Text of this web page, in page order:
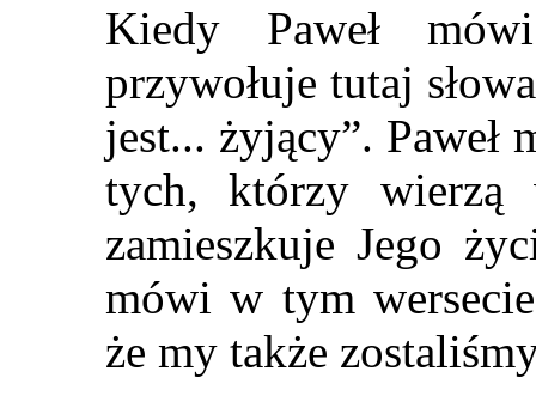
Kiedy Paweł
przywołuje tutaj
jest... żyjący”. Paweł
tych, którzy
zamieszkuje Jego
mówi w tym
że my także